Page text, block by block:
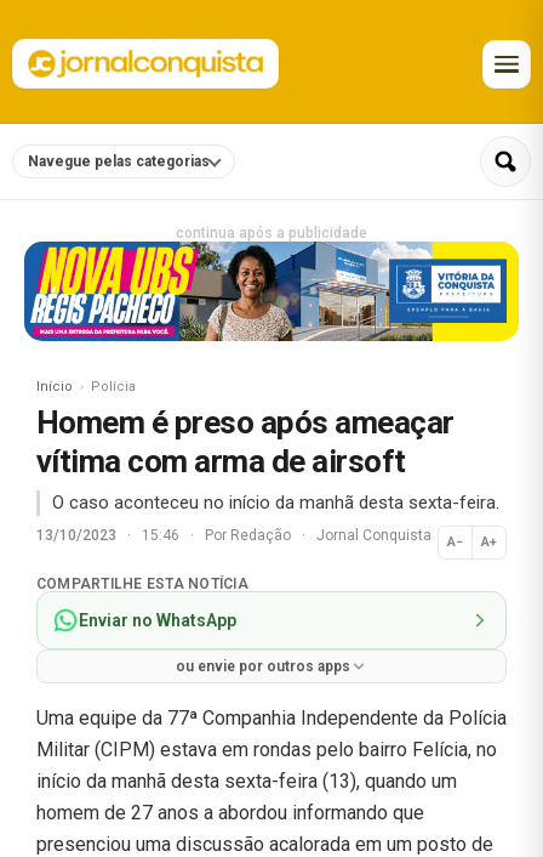
Navegue pelas categorias
continua após a publicidade
Início Polícia
Homem é preso após ameaçar
vítima com arma de airsoft
O caso aconteceu no início da manhã desta sexta-feira.
13/10/2023 · 15:46 · Por Redação · Jornal Conquista A− A+
Normal
COMPARTILHE ESTA NOTÍCIA
Enviar no WhatsApp
ou envie por outros apps
Uma equipe da 77ª Companhia Independente da Polícia
Militar (CIPM) estava em rondas pelo bairro Felícia, no
início da manhã desta sexta-feira (13), quando um
homem de 27 anos a abordou informando que
presenciou uma discussão acalorada em um posto de